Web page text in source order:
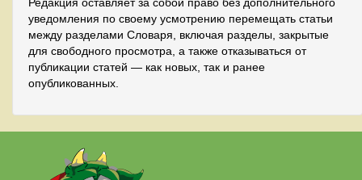
уведомления по своему усмотрению перемещать статьи
между разделами Словаря, включая разделы, закрытые
для свободного просмотра, а также отказываться от
публикации статей — как новых, так и ранее
опубликованных.